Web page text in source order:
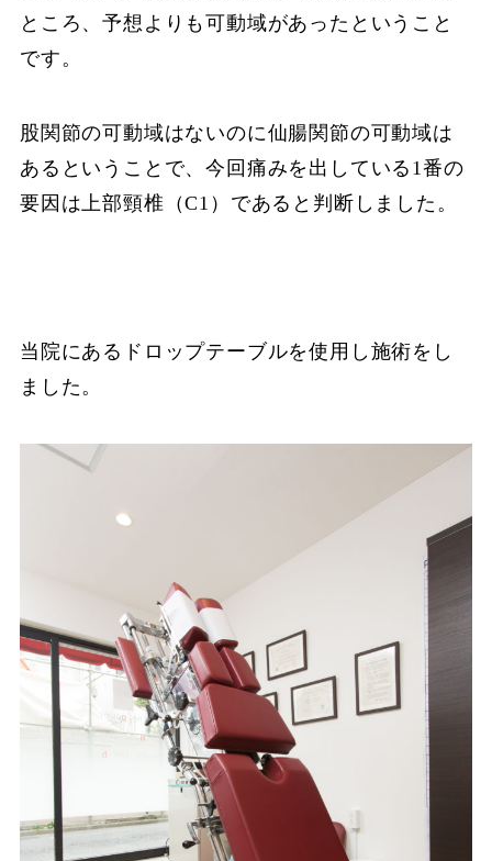
ところ、予想よりも可動域があったということ
です。
股関節の可動域はないのに仙腸関節の可動域は
あるということで、今回痛みを出している1番の
要因は上部頸椎（C1）であると判断しました。
当院にあるドロップテーブルを使用し施術をし
ました。